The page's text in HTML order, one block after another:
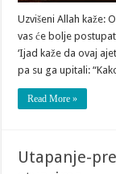
Uzvišeni Allah kaže:
vas će bolje
‘Ijad kaže da ovaj
pa su ga upitali:
Read More »
Utapanje-